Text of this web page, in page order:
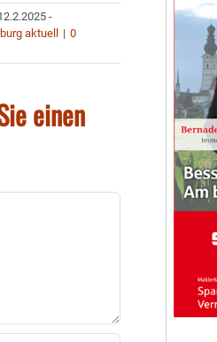
-
aktuell | 0
einen